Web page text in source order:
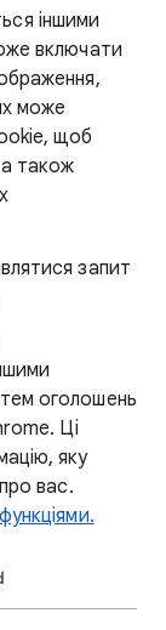
іншими
включати
може
щоб
а також
запит
оголошень
Ці
яку
вас.